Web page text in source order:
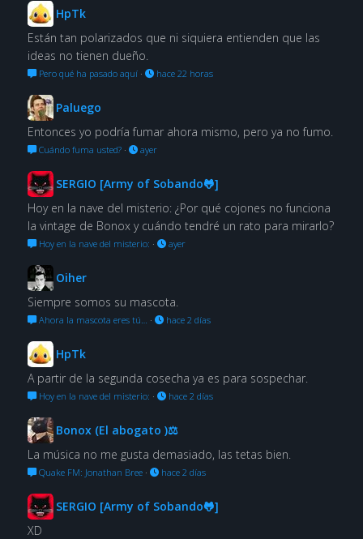
HpTk
Están tan polarizados que ni siquiera entienden que las
ideas no tienen dueño.
Pero qué ha pasado aquí· hace 22 horas
Paluego
Entonces yo podría fumar ahora mismo, pero ya no fumo.
Cuándo fuma usted?· ayer
SERGIO [Army of Sobando🐸]
Hoy en la nave del misterio: ¿Por qué cojones no funciona
la vintage de Bonox y cuándo tendré un rato para mirarlo?
Hoy en la nave del misterio: · ayer
Oiher
Siempre somos su mascota.
Ahora la mascota eres tú… · hace 2 días
HpTk
A partir de la segunda cosecha ya es para sospechar.
Hoy en la nave del misterio: · hace 2 días
Bonox (El abogato )⚖
La música no me gusta demasiado, las tetas bien.
Quake FM: Jonathan Bree· hace 2 días
SERGIO [Army of Sobando🐸]
XD